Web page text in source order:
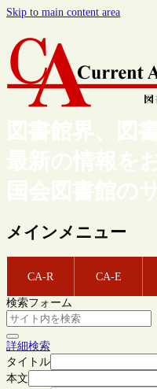
Skip to main content area
図書館界、図
最新の情報を
国会図書館の
メインメニュー
CA-R CA-E
検索フォーム
詳細検索
タイトル
本文